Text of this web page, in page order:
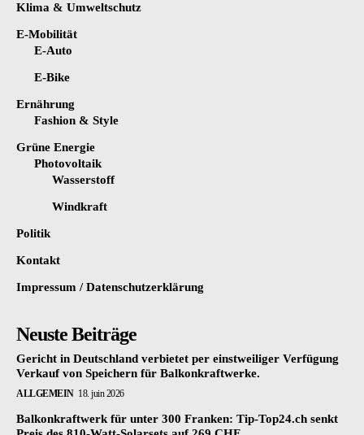
Klima & Umweltschutz
E-Mobilität
E-Auto
E-Bike
Ernährung
Fashion & Style
Grüne Energie
Photovoltaik
Wasserstoff
Windkraft
Politik
Kontakt
Impressum / Datenschutzerklärung
Neuste Beiträge
Gericht in Deutschland verbietet per einstweiliger Verfügung
Verkauf von Speichern für Balkonkraftwerke.
ALLGEMEIN 18. juin 2026
Balkonkraftwerk für unter 300 Franken: Tip-Top24.ch senkt